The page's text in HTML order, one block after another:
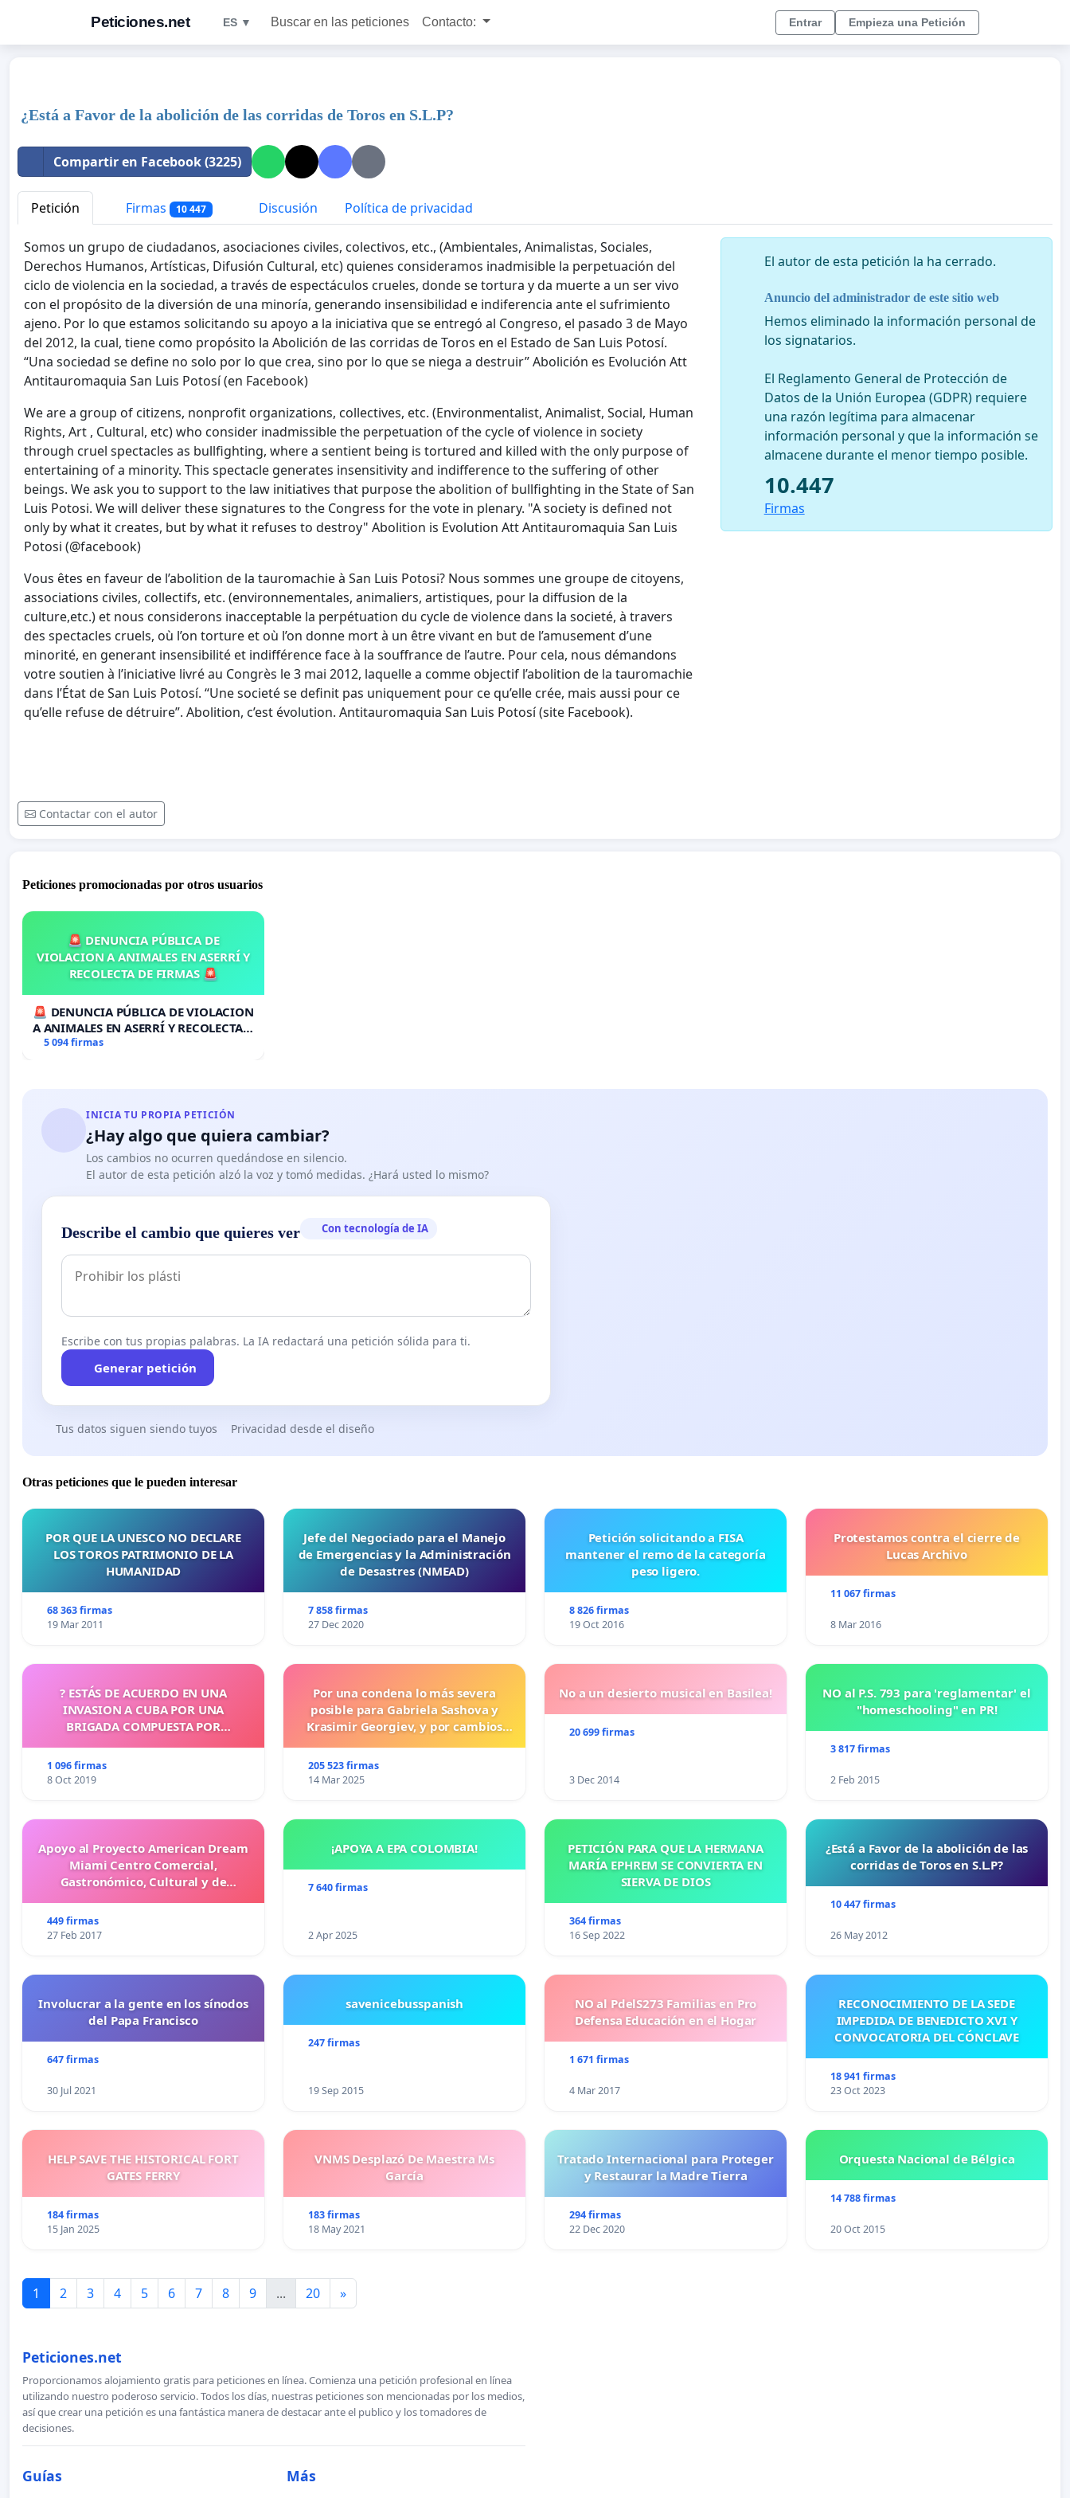
Peticiones.net ES ▼ Buscar en las peticiones Contacto: Entrar Empieza una Petición
¿Está a Favor de la abolición de las corridas de Toros en S.L.P?
Compartir en Facebook (3225)
Petición Firmas 10 447 Discusión Política de privacidad
Somos un grupo de ciudadanos, asociaciones civiles, colectivos, etc., (Ambientales, Animalistas, Sociales,
Derechos Humanos, Artísticas, Difusión Cultural, etc) quienes consideramos inadmisible la perpetuación del
ciclo de violencia en la sociedad, a través de espectáculos crueles, donde se tortura y da muerte a un ser vivo
con el propósito de la diversión de una minoría, generando insensibilidad e indiferencia ante el sufrimiento
ajeno. Por lo que estamos solicitando su apoyo a la iniciativa que se entregó al Congreso, el pasado 3 de Mayo
del 2012, la cual, tiene como propósito la Abolición de las corridas de Toros en el Estado de San Luis Potosí.
“Una sociedad se define no solo por lo que crea, sino por lo que se niega a destruir” Abolición es Evolución Att
Antitauromaquia San Luis Potosí (en Facebook)
We are a group of citizens, nonprofit organizations, collectives, etc. (Environmentalist, Animalist, Social, Human
Rights, Art , Cultural, etc) who consider inadmissible the perpetuation of the cycle of violence in society
through cruel spectacles as bullfighting, where a sentient being is tortured and killed with the only purpose of
entertaining of a minority. This spectacle generates insensitivity and indifference to the suffering of other
beings. We ask you to support to the law initiatives that purpose the abolition of bullfighting in the State of San
Luis Potosi. We will deliver these signatures to the Congress for the vote in plenary. "A society is defined not
only by what it creates, but by what it refuses to destroy" Abolition is Evolution Att Antitauromaquia San Luis
Potosi (@facebook)
Vous êtes en faveur de l’abolition de la tauromachie à San Luis Potosi? Nous sommes une groupe de citoyens,
associations civiles, collectifs, etc. (environnementales, animaliers, artistiques, pour la diffusion de la
culture,etc.) et nous considerons inacceptable la perpétuation du cycle de violence dans la societé, à travers
des spectacles cruels, où l’on torture et où l’on donne mort à un être vivant en but de l’amusement d’une
minorité, en generant insensibilité et indifférence face à la souffrance de l’autre. Pour cela, nous démandons
votre soutien à l’iniciative livré au Congrès le 3 mai 2012, laquelle a comme objectif l’abolition de la tauromachie
dans l’État de San Luis Potosí. “Une societé se definit pas uniquement pour ce qu’elle crée, mais aussi pour ce
qu’elle refuse de détruire”. Abolition, c’est évolution. Antitauromaquia San Luis Potosí (site Facebook).
Contactar con el autor
El autor de esta petición la ha cerrado.
Anuncio del administrador de este sitio web
Hemos eliminado la información personal de
los signatarios.
El Reglamento General de Protección de
Datos de la Unión Europea (GDPR) requiere
una razón legítima para almacenar
información personal y que la información se
almacene durante el menor tiempo posible.
10.447
Firmas
Peticiones promocionadas por otros usuarios
🚨 DENUNCIA PÚBLICA DE
VIOLACION A ANIMALES EN ASERRÍ Y
RECOLECTA DE FIRMAS 🚨
🚨 DENUNCIA PÚBLICA DE VIOLACION
A ANIMALES EN ASERRÍ Y RECOLECTA
DE FIRMAS 🚨
5 094 firmas
INICIA TU PROPIA PETICIÓN
¿Hay algo que quiera cambiar?
Los cambios no ocurren quedándose en silencio.
El autor de esta petición alzó la voz y tomó medidas. ¿Hará usted lo mismo?
Describe el cambio que quieres ver Con tecnología de IA
Escribe con tus propias palabras. La IA redactará una petición sólida para ti.
Generar petición
Tus datos siguen siendo tuyos Privacidad desde el diseño
Otras peticiones que le pueden interesar
POR QUE LA UNESCO NO DECLARE
LOS TOROS PATRIMONIO DE LA
HUMANIDAD
68 363 firmas
19 Mar 2011
Jefe del Negociado para el Manejo
de Emergencias y la Administración
de Desastres (NMEAD)
7 858 firmas
27 Dec 2020
Petición solicitando a FISA
mantener el remo de la categoría
peso ligero.
8 826 firmas
19 Oct 2016
Protestamos contra el cierre de
Lucas Archivo
11 067 firmas
8 Mar 2016
? ESTÁS DE ACUERDO EN UNA
INVASION A CUBA POR UNA
BRIGADA COMPUESTA POR
1 096 firmas
8 Oct 2019
Por una condena lo más severa
posible para Gabriela Sashova y
Krasimir Georgiev, y por cambios
más duras para los crímenes
cometidos contra los animales.
205 523 firmas
14 Mar 2025
No a un desierto musical en Basilea!
20 699 firmas
3 Dec 2014
NO al P.S. 793 para 'reglamentar' el
"homeschooling" en PR!
3 817 firmas
2 Feb 2015
Apoyo al Proyecto American Dream
Miami Centro Comercial,
Gastronómico, Cultural y de
449 firmas
27 Feb 2017
¡APOYA A EPA COLOMBIA!
7 640 firmas
2 Apr 2025
PETICIÓN PARA QUE LA HERMANA
MARÍA EPHREM SE CONVIERTA EN
SIERVA DE DIOS
364 firmas
16 Sep 2022
¿Está a Favor de la abolición de las
corridas de Toros en S.L.P?
10 447 firmas
26 May 2012
Involucrar a la gente en los sínodos
del Papa Francisco
647 firmas
30 Jul 2021
savenicebusspanish
247 firmas
19 Sep 2015
NO al PdelS273 Familias en Pro
Defensa Educación en el Hogar
1 671 firmas
4 Mar 2017
RECONOCIMIENTO DE LA SEDE
IMPEDIDA DE BENEDICTO XVI Y
CONVOCATORIA DEL CÓNCLAVE
18 941 firmas
23 Oct 2023
HELP SAVE THE HISTORICAL FORT
GATES FERRY
184 firmas
15 Jan 2025
VNMS Desplazó De Maestra Ms
García
183 firmas
18 May 2021
Tratado Internacional para Proteger
y Restaurar la Madre Tierra
294 firmas
22 Dec 2020
Orquesta Nacional de Bélgica
14 788 firmas
20 Oct 2015
1 2 3 4 5 6 7 8 9 ... 20 »
Peticiones.net
Proporcionamos alojamiento gratis para peticiones en línea. Comienza una petición profesional en línea
utilizando nuestro poderoso servicio. Todos los días, nuestras peticiones son mencionadas por los medios,
así que crear una petición es una fantástica manera de destacar ante el publico y los tomadores de
decisiones.
Guías Más